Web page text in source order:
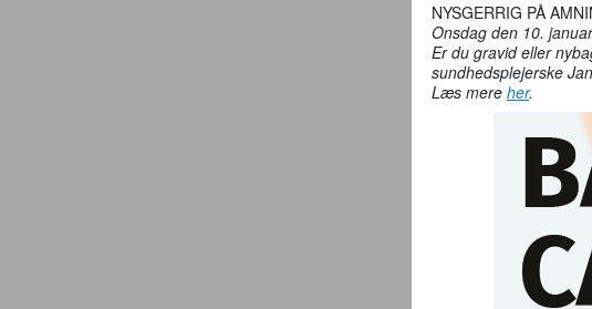
NYSGERRIG PÅ
Onsdag den 10.
Er du gravid eller
sundhedsplejerske
Læs mere her.